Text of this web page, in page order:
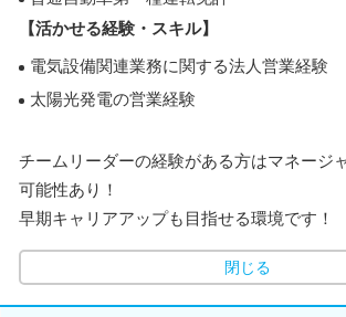
【活かせる経験・スキル】
電気設備関連業務に関する法人営業経験
太陽光発電の営業経験
チームリーダーの経験がある方はマネージ
可能性あり！
早期キャリアアップも目指せる環境です！
閉じる